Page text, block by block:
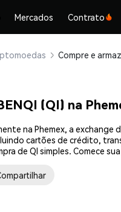
Mercados Contrato
(QI) na
na Phemex, a
cartões de crédito,
de QI simples. Comece